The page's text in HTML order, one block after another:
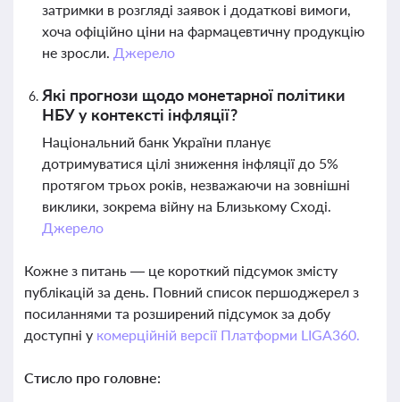
затримки в розгляді заявок і додаткові вимоги,
хоча офіційно ціни на фармацевтичну продукцію
не зросли. Джерело
Які прогнози щодо монетарної політики
НБУ у контексті інфляції?
Національний банк України планує
дотримуватися цілі зниження інфляції до 5%
протягом трьох років, незважаючи на зовнішні
виклики, зокрема війну на Близькому Сході.
Джерело
Кожне з питань — це короткий підсумок змісту
публікацій за день. Повний список першоджерел з
посиланнями та розширений підсумок за добу
доступні у комерційній версії Платформи LIGA360.
Стисло про головне: